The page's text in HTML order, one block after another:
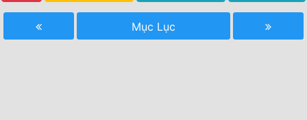
Hoàn Thành
Mục Lục